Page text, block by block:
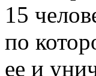
15
по
ее и